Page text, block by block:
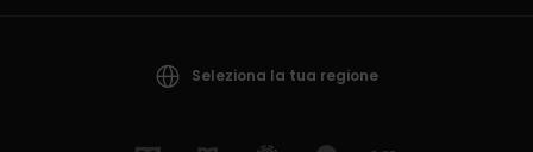
Seleziona la tua regione